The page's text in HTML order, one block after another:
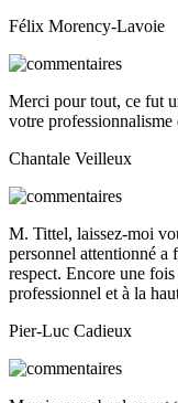
Félix Morency-Lavoie
Merci pour tout, ce fut
votre
Chantale Veilleux
M. Tittel, laissez-moi
personnel attentionné a
respect. Encore une
professionnel et à la
Pier-Luc Cadieux